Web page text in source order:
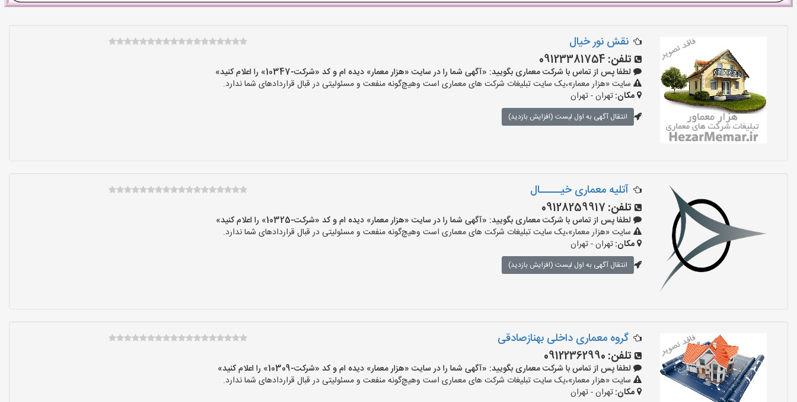
نقش نور خیال
تلفن: 09123381754
لطفا پس از تماس با شرکت معماری بگویید: «آگهی شما را در سایت «هزار معمار» دیده ام و کد «شرکت-10347» را اعلام کنید»
سایت «هزار معمار»،یک سایت تبلیغات شرکت های معماری است وهیچ‌گونه منفعت و مسئولیتی در قبال قراردادهای شما ندارد.
مکان:تهران - تهران
انتقال آگهی به اول لیست (افزایش بازدید)
آتلیه معماری خیـــــال
تلفن: 09128259917
لطفا پس از تماس با شرکت معماری بگویید: «آگهی شما را در سایت «هزار معمار» دیده ام و کد «شرکت-10325» را اعلام کنید»
سایت «هزار معمار»،یک سایت تبلیغات شرکت های معماری است وهیچ‌گونه منفعت و مسئولیتی در قبال قراردادهای شما ندارد.
مکان:تهران - تهران
انتقال آگهی به اول لیست (افزایش بازدید)
گروه معماری داخلی بهنازصادقی
تلفن: 09122362990
لطفا پس از تماس با شرکت معماری بگویید: «آگهی شما را در سایت «هزار معمار» دیده ام و کد «شرکت-10309» را اعلام کنید»
سایت «هزار معمار»،یک سایت تبلیغات شرکت های معماری است وهیچ‌گونه منفعت و مسئولیتی در قبال قراردادهای شما ندارد.
مکان:تهران - تهران